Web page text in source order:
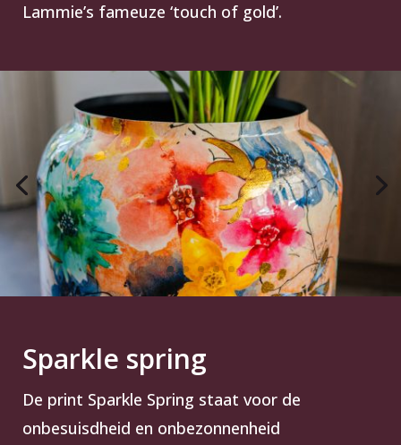
Lammie’s fameuze ‘touch of gold’.
Sparkle spring
De print Sparkle Spring staat voor de
onbesuisdheid en onbezonnenheid